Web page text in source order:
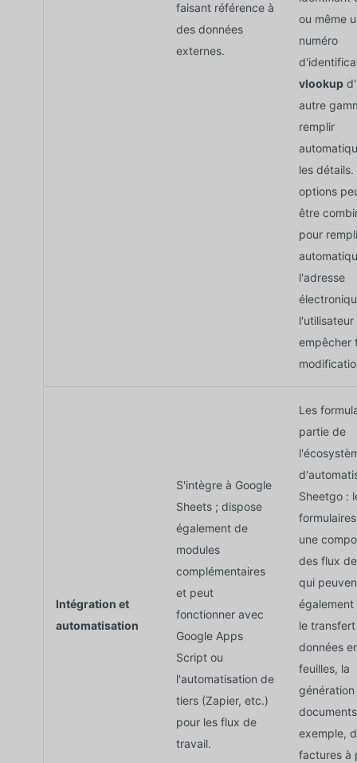
faisant référence à
des données
externes.
ou même
numéro
vlookup
autre
remplir
les détails.
options
être
pour
l'adresse
empêcher
Intégration et
automatisation
S'intègre à Google
Sheets ; dispose
également de
modules
complémentaires
et peut
fonctionner avec
Google Apps
Script ou
l'automatisation de
tiers (Zapier, etc.)
pour les flux de
travail.
Les
partie de
Sheetgo :
une
des flux
qui
également
le
données
feuilles, la
exemple,
factures à